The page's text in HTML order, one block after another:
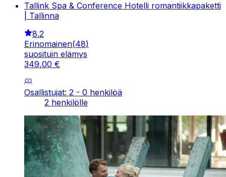
Tallink Spa & Conference Hotelli romantiikkapaketti
| Tallinna
8.2
Erinomainen(48)
suosituin elämys
349,00 €
Osallistujat: 2 - 0 henkilöä
2 henkilölle